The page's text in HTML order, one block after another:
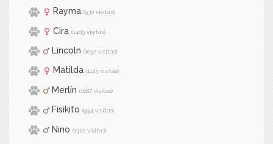
Rayma (930 visitas)
Cira (1409 visitas)
Lincoln (1037 visitas)
Matilda (1123 visitas)
Merlín (1687 visitas)
Fisikito (934 visitas)
Nino (1372 visitas)